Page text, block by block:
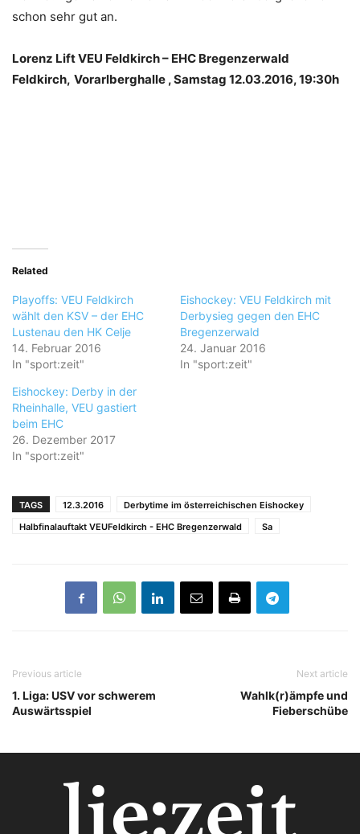
schon sehr gut an.
Lorenz Lift VEU Feldkirch – EHC Bregenzerwald
Feldkirch, Vorarlberghalle , Samstag 12.03.2016, 19:30h
Related
Playoffs: VEU Feldkirch
wählt den KSV – der EHC
Lustenau den HK Celje
14. Februar 2016
In "sport:zeit"
Eishockey: VEU Feldkirch mit
Derbysieg gegen den EHC
Bregenzerwald
24. Januar 2016
In "sport:zeit"
Eishockey: Derby in der
Rheinhalle, VEU gastiert
beim EHC
26. Dezember 2017
In "sport:zeit"
TAGS 12.3.2016
Derbytime im österreichischen Eishockey
Halbfinalauftakt VEUFeldkirch - EHC Bregenzerwald
Sa
Previous article
1. Liga: USV vor schwerem
Auswärtsspiel
Next article
Wahlk(r)ämpfe und
Fieberschübe